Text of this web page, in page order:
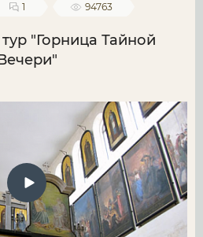
1 94763
"Горница Тайной